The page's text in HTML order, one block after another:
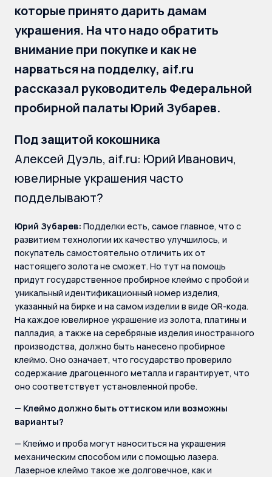
которые принято дарить дамам
украшения. На что надо обратить
внимание при покупке и как не
нарваться на подделку, aif.ru
рассказал руководитель Федеральной
пробирной палаты Юрий Зубарев.
Под защитой кокошника
Алексей Дуэль, aif.ru: Юрий Иванович,
ювелирные украшения часто
подделывают?
Юрий Зубарев: Подделки есть, самое главное, что с
развитием технологии их качество улучшилось, и
покупатель самостоятельно отличить их от
настоящего золота не сможет. Но тут на помощь
придут государственное пробирное клеймо с пробой и
уникальный идентификационный номер изделия,
указанный на бирке и на самом изделии в виде QR-кода.
На каждое ювелирное украшение из золота, платины и
палладия, а также на серебряные изделия иностранного
производства, должно быть нанесено пробирное
клеймо. Оно означает, что государство проверило
содержание драгоценного металла и гарантирует, что
оно соответствует установленной пробе.
— Клеймо должно быть оттиском или возможны
варианты?
— Клеймо и проба могут наноситься на украшения
механическим способом или с помощью лазера.
Лазерное клеймо такое же долговечное, как и